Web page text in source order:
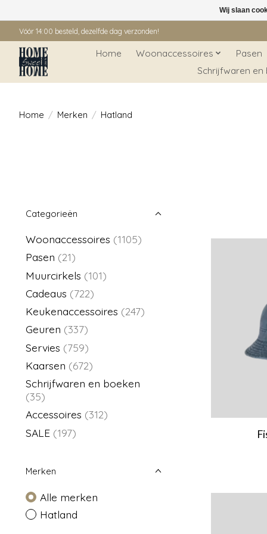
Vóór 14:00 besteld, dezelfde dag verzonden!
Home Woonaccessoires Pasen
Schrijfwaren en
Home / Merken / Hatland
Categorieën
Woonaccessoires (1105)
Pasen (21)
Muurcirkels (101)
Cadeaus (722)
Keukenaccessoires (247)
Geuren (337)
Servies (759)
Kaarsen (672)
Schrijfwaren en boeken
(35)
Accessoires (312)
SALE (197)
Merken
Alle merken
Hatland
Wij slaan